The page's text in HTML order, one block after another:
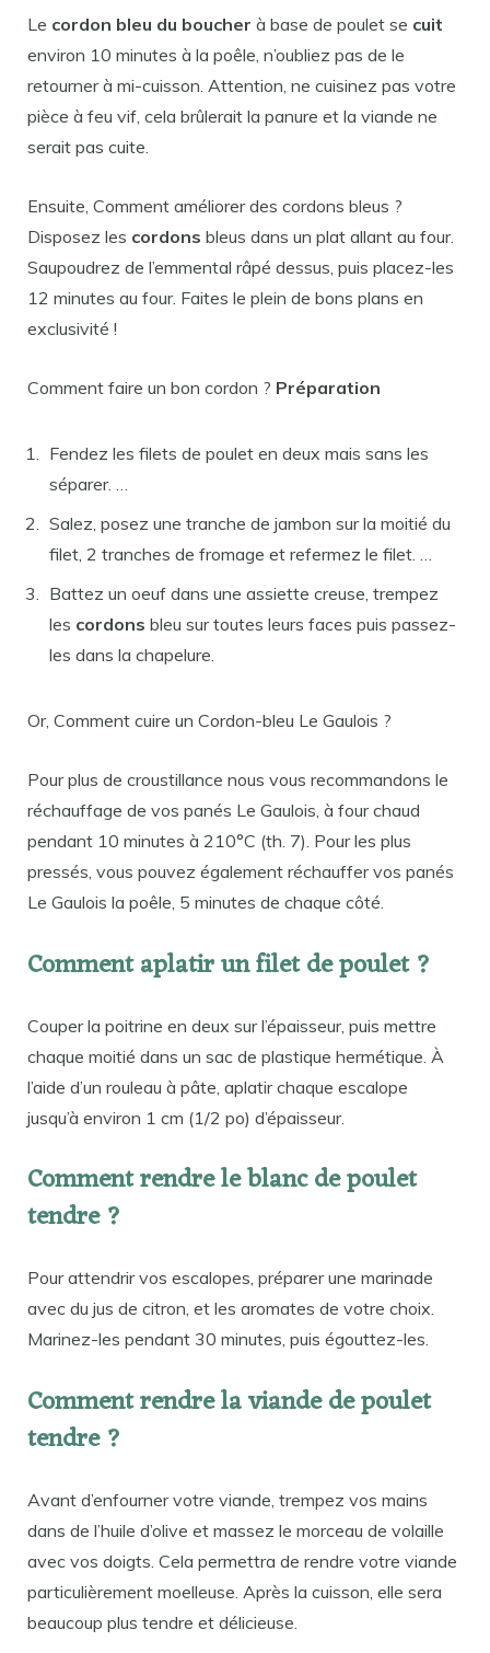
Le cordon bleu du boucher à base de poulet se cuit
environ 10 minutes à la poêle, n’oubliez pas de le
retourner à mi-cuisson. Attention, ne cuisinez pas votre
pièce à feu vif, cela brûlerait la panure et la viande ne
serait pas cuite.
Ensuite, Comment améliorer des cordons bleus ?
Disposez les cordons bleus dans un plat allant au four.
Saupoudrez de l’emmental râpé dessus, puis placez-les
12 minutes au four. Faites le plein de bons plans en
exclusivité !
Comment faire un bon cordon ? Préparation
Fendez les filets de poulet en deux mais sans les
séparer. …
Salez, posez une tranche de jambon sur la moitié du
filet, 2 tranches de fromage et refermez le filet. …
Battez un oeuf dans une assiette creuse, trempez
les cordons bleu sur toutes leurs faces puis passez-
les dans la chapelure.
Or, Comment cuire un Cordon-bleu Le Gaulois ?
Pour plus de croustillance nous vous recommandons le
réchauffage de vos panés Le Gaulois, à four chaud
pendant 10 minutes à 210°C (th. 7). Pour les plus
pressés, vous pouvez également réchauffer vos panés
Le Gaulois la poêle, 5 minutes de chaque côté.
Comment aplatir un filet de poulet ?
Couper la poitrine en deux sur l’épaisseur, puis mettre
chaque moitié dans un sac de plastique hermétique. À
l’aide d’un rouleau à pâte, aplatir chaque escalope
jusqu’à environ 1 cm (1/2 po) d’épaisseur.
Comment rendre le blanc de poulet
tendre ?
Pour attendrir vos escalopes, préparer une marinade
avec du jus de citron, et les aromates de votre choix.
Marinez-les pendant 30 minutes, puis égouttez-les.
Comment rendre la viande de poulet
tendre ?
Avant d’enfourner votre viande, trempez vos mains
dans de l’huile d’olive et massez le morceau de volaille
avec vos doigts. Cela permettra de rendre votre viande
particulièrement moelleuse. Après la cuisson, elle sera
beaucoup plus tendre et délicieuse.